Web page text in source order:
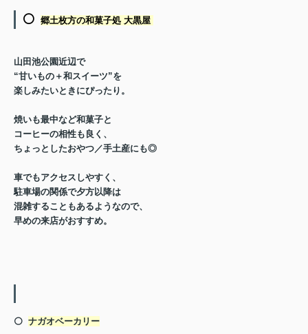
⚪️ 郷土枚方の和菓子処 大黒屋
山田池公園近辺で
“甘いもの＋和スイーツ”を
楽しみたいときにぴったり。
焼いも最中など和菓子と
コーヒーの相性も良く、
ちょっとしたおやつ／手土産にも◎
車でもアクセスしやすく、
駐車場の関係で夕方以降は
混雑することもあるようなので、
早めの来店がおすすめ。
⚪️ ナガオベーカリー